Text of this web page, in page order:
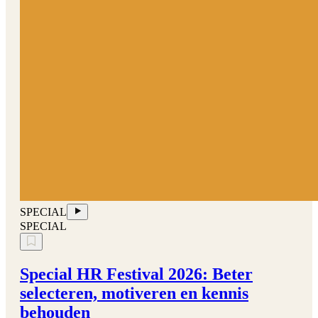
SPECIAL
SPECIAL
Special HR Festival 2026: Beter
selecteren, motiveren en kennis
behouden